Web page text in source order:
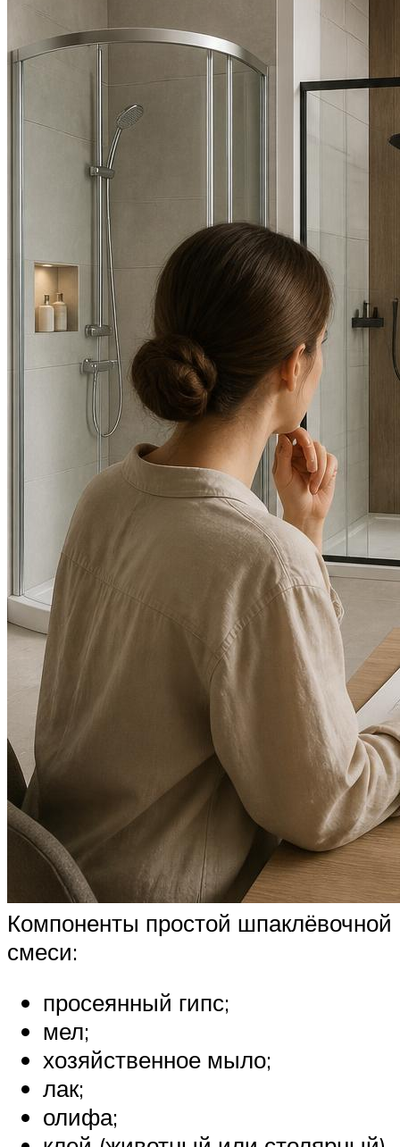
Компоненты простой шпаклёвочной
смеси:
просеянный гипс;
мел;
хозяйственное мыло;
лак;
олифа;